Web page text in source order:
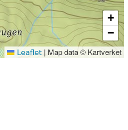
+
−
Leaflet | Map data © Kartverket